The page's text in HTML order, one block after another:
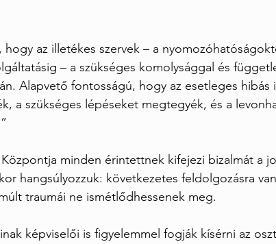
hogy az illetékes szervek – a
– a szükséges komolysággal és
Alapvető fontosságú, hogy az esetleges
a szükséges lépéseket megtegyék, és a
minden érintettnek kifejezi bizalmát a
hangsúlyozzuk: következetes feldolgozásra
traumái ne ismétlődhessenek meg.
képviselői is figyelemmel fogják kísérni az